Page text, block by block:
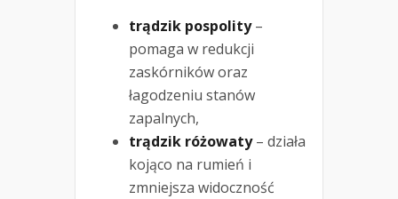
trądzik pospolity–
pomaga w redukcji
zaskórników oraz
łagodzeniu stanów
zapalnych,
trądzik różowaty– działa
kojąco na rumień i
zmniejsza widoczność